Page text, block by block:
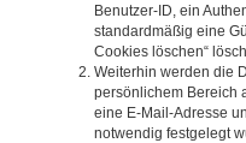
Benutzer-ID, ein
standardmäßig eine
Cookies löschen“
Weiterhin werden die
persönlichem Bereich
eine E-Mail-Adresse
notwendig festgelegt